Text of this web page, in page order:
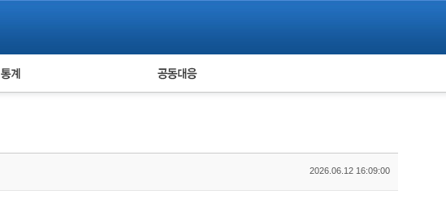
누적 피해사례 통계 피해자 공동대응
2026.06.12 16:09:00